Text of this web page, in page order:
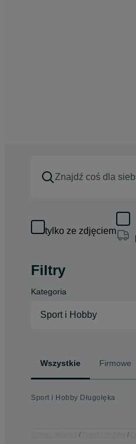
tylko ze zdjęciem
Filtry
Kategoria
Sport i Hobby
Wszystkie Firmowe
Sport i Hobby Długołęka